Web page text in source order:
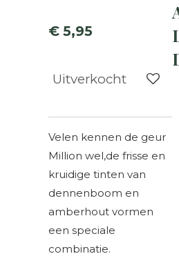
€ 5,95
Uitverkocht
Velen kennen de geur
Million wel,de frisse en
kruidige tinten van
dennenboom en
amberhout vormen
een speciale
combinatie.